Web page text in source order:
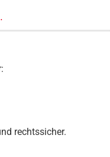
rechtssicher.